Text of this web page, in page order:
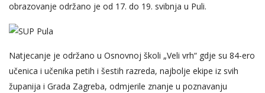
obrazovanje održano je od 17. do 19. svibnja u Puli.
Natjecanje je održano u Osnovnoj školi „Veli vrh“ gdje su 84-ero
učenica i učenika petih i šestih razreda, najbolje ekipe iz svih
županija i Grada Zagreba, odmjerile znanje u poznavanju